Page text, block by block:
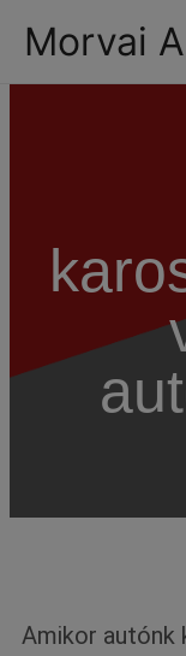
Morvai
Amikor autónk